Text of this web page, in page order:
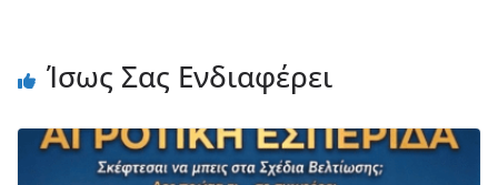
Ίσως Σας Ενδιαφέρει